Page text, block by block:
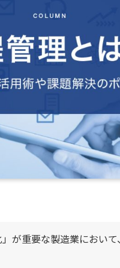
」が重要な製造業において、